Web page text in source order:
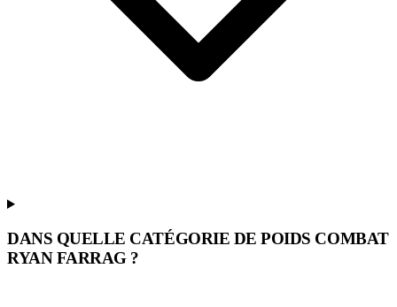
DANS QUELLE CATÉGORIE DE POIDS COMBAT
RYAN FARRAG ?